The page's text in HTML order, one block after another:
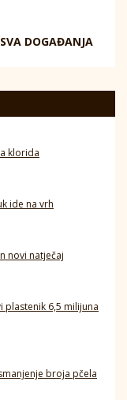
SVA DOGAĐANJA
klorida
ide na vrh
novi natječaj
plastenik 6,5 milijuna
broja pčela